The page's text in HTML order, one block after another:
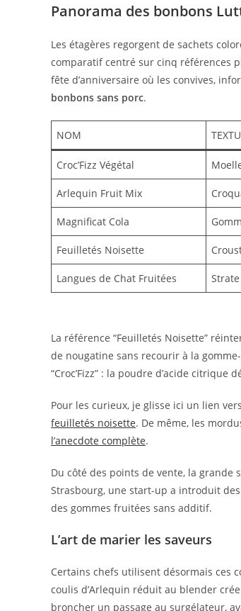
Panorama des bonbons
Les étagères regorgent de sachets
comparatif centré sur cinq références
fête d’anniversaire où les convives,
bonbons sans porc.
NOM
Croc’Fizz Végétal
Arlequin Fruit Mix
Magnificat Cola
Feuilletés Noisette
Langues de Chat Fruitées
La référence “Feuilletés Noisette”
de nougatine sans recourir à la
“Croc’Fizz” : la poudre d’acide
Pour les curieux, je glisse ici un lien
feuilletés noisette. De même, les
l’anecdote complète.
Du côté des points de vente, la
Strasbourg, une start-up a introduit
des gommes fruitées sans additif.
L’art de marier les saveurs
Certains chefs utilisent désormais ces
coulis d’Arlequin réduit au blender
broncher un passage au surgélateur,